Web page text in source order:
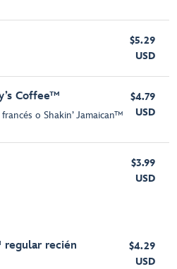
$5.29
USD
Coffee™
o Shakin’ Jamaican™
$4.79
USD
$3.99
USD
regular recién
$4.29
USD